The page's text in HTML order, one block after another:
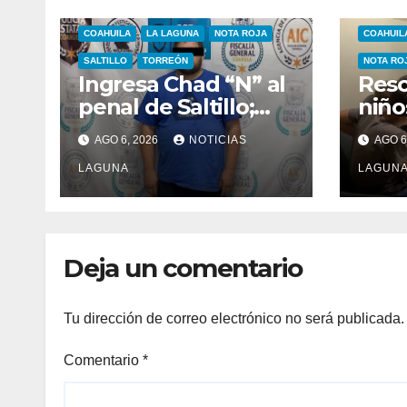
COAHUILA LA LAGUNA NOTA ROJA
SALTILLO TORREÓN
Ingresa Chad “N” al
penal de Saltillo;
queda a disposición
de un juez
AGO 6, 2026 NOTICIAS
LAGUNA
NOTA
por
AGO
Deja un comentario
Tu dirección de correo electrónico no será publicada.
Comentario *